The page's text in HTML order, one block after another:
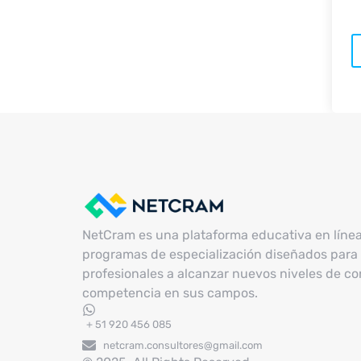
NetCram es una plataforma educativa en
programas de especialización diseñados
profesionales a alcanzar nuevos niveles de
competencia en sus campos.
+ 51 920 456 085
netcram.consultores@gmail.com